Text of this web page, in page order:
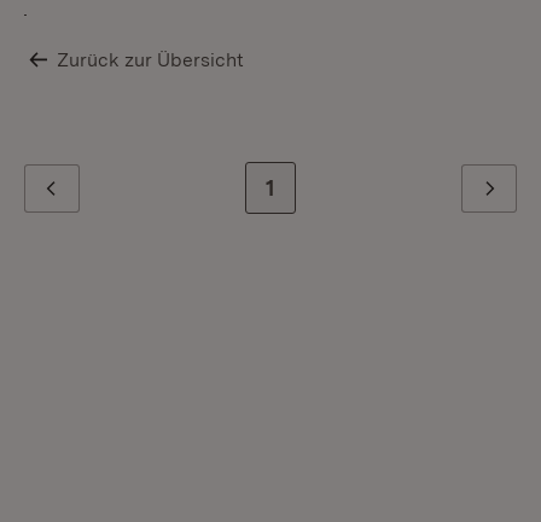
Zurück zur Übersicht
Zur letzten Seite
1 Weiter